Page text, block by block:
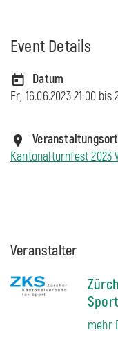
Event Details
Datum
Fr, 16.06.2023 21:00 bis
Veranstaltungsort
Kantonalturnfest 2023
Veranstalter
Sport
mehr